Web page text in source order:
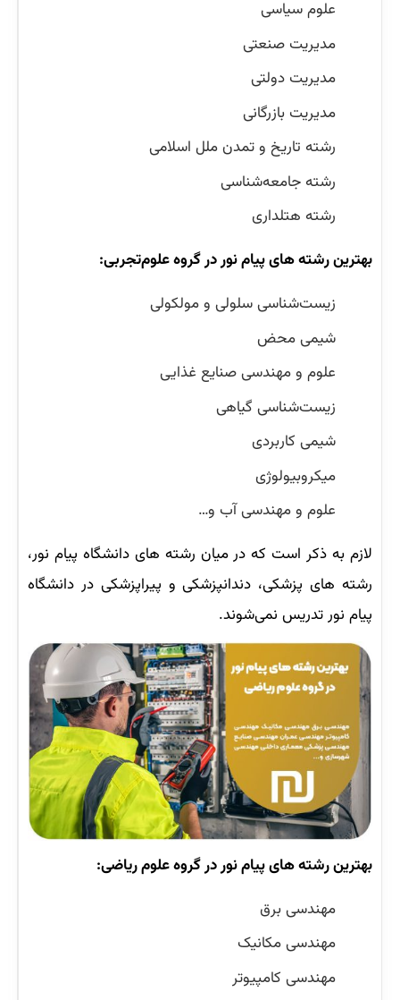
علوم سیاسی
مدیریت صنعتی
مدیریت دولتی
مدیریت بازرگانی
رشته تاریخ و تمدن ملل اسلامی
رشته جامعه‌شناسی
رشته هتلداری
بهترین رشته های پیام نور در گروه علوم‌تجربی:
زیست‌شناسی سلولی و مولکولی
شیمی محض
علوم و مهندسی صنایع غذایی
زیست‌شناسی گیاهی
شیمی کاربردی
میکروبیولوژی
علوم و مهندسی آب و…
لازم به ذکر است که در میان رشته های دانشگاه پیام نور،
رشته های پزشکی، دندانپزشکی و پیراپزشکی در دانشگاه
پیام نور تدریس نمی‌شوند.
بهترین رشته های پیام نور در گروه علوم ریاضی:
مهندسی برق
مهندسی مکانیک
مهندسی کامپیوتر